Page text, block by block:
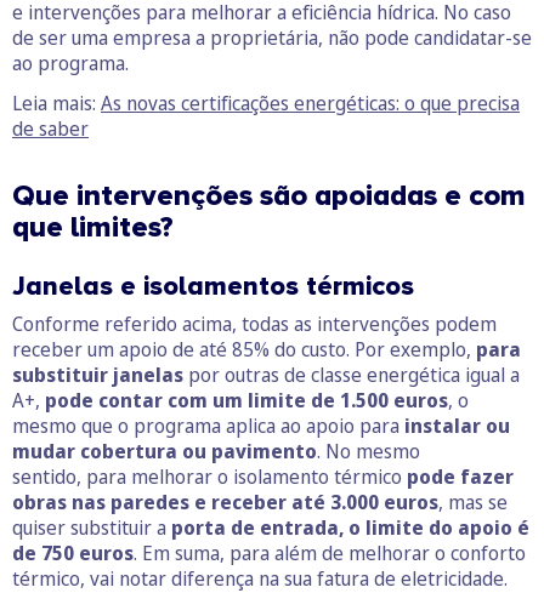
e intervenções para melhorar a eficiência hídrica. No caso
de ser uma empresa a proprietária, não pode candidatar-se
ao programa.
Leia mais: As novas certificações energéticas: o que precisa
de saber
Que intervenções são apoiadas e com
que limites?
Janelas e isolamentos térmicos
Conforme referido acima, todas as intervenções podem
receber um apoio de até 85% do custo. Por exemplo, para
substituir janelas por outras de classe energética igual a
A+, pode contar com um limite de 1.500 euros, o
mesmo que o programa aplica ao apoio para instalar ou
mudar cobertura ou pavimento. No mesmo
sentido, para melhorar o isolamento térmico pode fazer
obras nas paredes e receber até 3.000 euros, mas se
quiser substituir a porta de entrada, o limite do apoio é
de 750 euros. Em suma, para além de melhorar o conforto
térmico, vai notar diferença na sua fatura de eletricidade.